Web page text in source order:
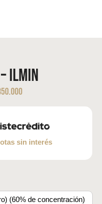
ILMIN
sin interés
(60% de concentración)